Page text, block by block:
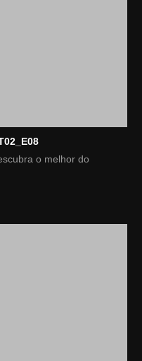
o melhor do